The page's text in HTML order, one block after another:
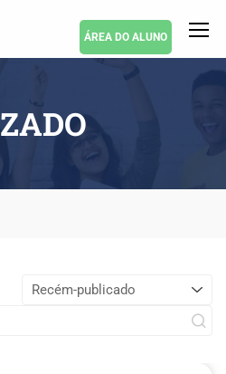
ÁREA DO ALUNO